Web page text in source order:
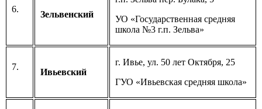
6.
Зельвенский
УО «Государственная средняя
школа №3 г.п. Зельва»
7.
Ивьевский
г. Ивье, ул. 50 лет Октября, 25
ГУО «Ивьевская средняя школа»